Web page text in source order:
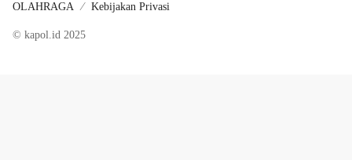
OLAHRAGA
Kebijakan Privasi
© kapol.id 2025